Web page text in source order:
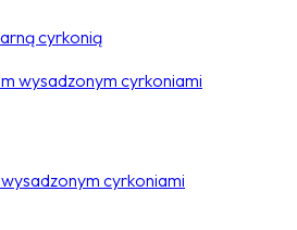
cyrkonią
cyrkoniami